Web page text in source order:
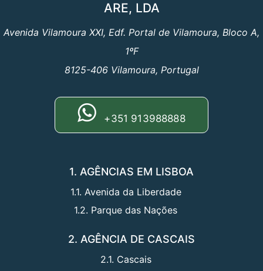
ARE, LDA
Avenida Vilamoura XXI, Edf. Portal de Vilamoura, Bloco A,
1ºF
8125-406 Vilamoura, Portugal
+351 913988888
1. AGÊNCIAS EM LISBOA
1.1. Avenida da Liberdade
1.2. Parque das Nações
2. AGÊNCIA DE CASCAIS
2.1. Cascais